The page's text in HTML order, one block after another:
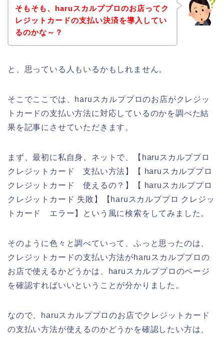
そもそも、haruスカルププロのお店ってク
レジットカードの支払い決済を導入してい
るのかな～？
と、思っている人もいるかもしれません。
そこでここでは、haruスカルププロのお店がクレジッ
トカードの支払い方法に対応しているのかを調べた結
果を記事にさせていただきます。
まず、最初に私自身、ネットで、【haruスカルププロ
クレジットカード 支払い方法】【 haruスカルププロ
クレジットカード 使えるの？】【 haruスカルププロ
クレジットカード 失敗】【haruスカルププロ クレジッ
トカード エラー】という風に検索をしてみました。
そのように色々と調べていって、ふっと思ったのは、
クレジットカードの支払い方法がharuスカルププロの
お店で使えるかどうかは、haruスカルププロのページ
を確認すればいいということが分かりました。
なので、haruスカルププロのお店でクレジットカード
の支払い方法が使えるのかどうかを確認したい方は、